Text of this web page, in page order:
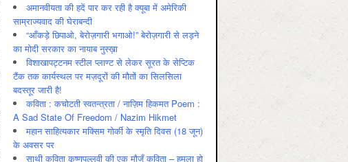
अमानवीयता की हदें पार कर रही है क्यूबा में अमेरिकी
साम्राज्यवाद की घेराबन्दी
“आँकड़े छिपाओ, बेरोज़गारी भगाओ!” बेरोज़गारी से लड़ने
का मोदी सरकार का नायाब नुस्ख़ा
विशाखापट्टनम स्टील प्लाण्ट से लेकर सूरत के सेप्टिक
टैंक तक कार्यस्थल पर मज़दूरों की मौतों का सिलसिला
बदस्तूर जारी है!
कविता : कचोटती स्वतन्त्रता / नाज़िम हिकमत Poem :
A Sad State Of Freedom / Nazim Hikmet
महान साहित्यकार मक्सिम गोर्की के स्मृति दिवस (18 जून)
के अवसर पर
साथी कविता कृष्णपल्लवी की एक मौजूँ कविता – हमला हो